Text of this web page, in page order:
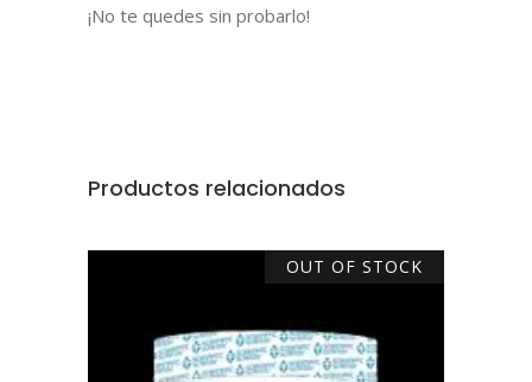
¡No te quedes sin probarlo!
Productos relacionados
OUT OF STOCK